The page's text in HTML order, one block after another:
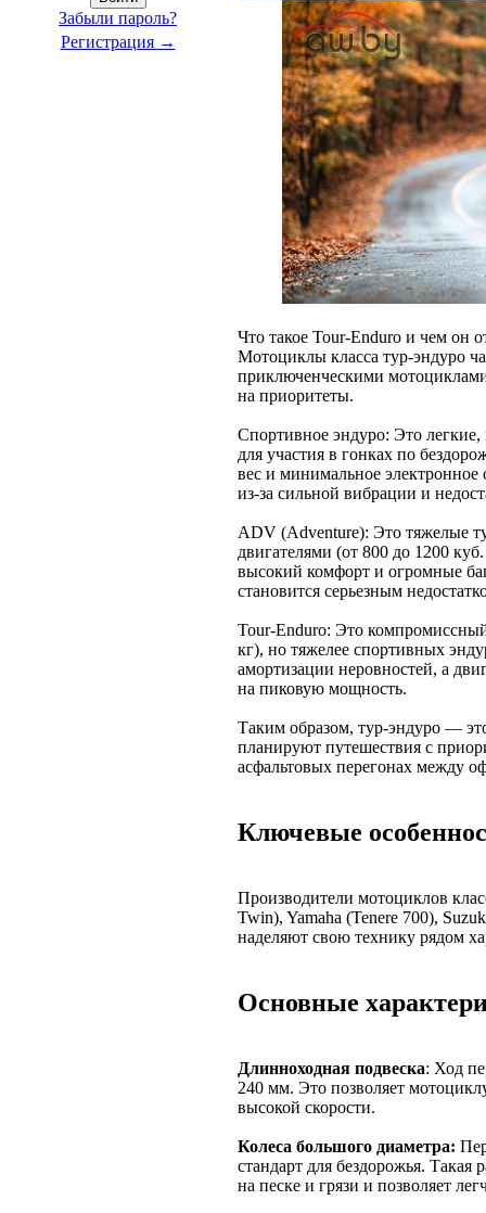
Забыли пароль?
Регистрация →
Что такое Tour-Enduro и чем он
Мотоциклы класса тур-эндуро
приключенческими
на приоритеты.
Спортивное эндуро: Это
для участия в гонках по
вес и минимальное
из-за сильной вибрации и
ADV (Adventure): Это тяжелые
двигателями (от 800 до 1200
высокий комфорт и огромные
становится серьезным
Tour-Enduro: Это
кг), но тяжелее спортивных
амортизации неровностей, а
на пиковую мощность.
Таким образом, тур-эндуро —
планируют путешествия с
асфальтовых перегонах между
Ключевые
Производители мотоциклов
Twin), Yamaha (Tenere 700),
наделяют свою технику рядом
Основные
Длинноходная подвеска: Ход
240 мм. Это позволяет
высокой скорости.
Колеса большого диаметра:
стандарт для бездорожья. Такая
на песке и грязи и позволяет